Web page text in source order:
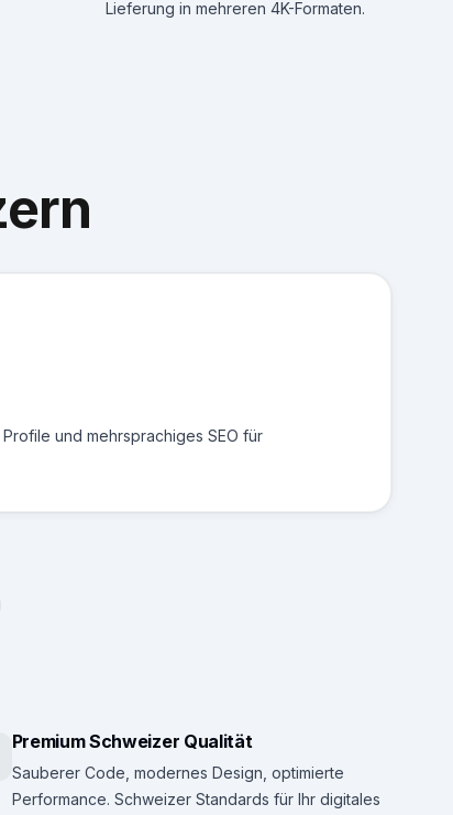
Lieferung in mehreren 4K-Formaten.
und mehrsprachiges SEO für
Premium Schweizer Qualität
Sauberer Code, modernes Design, optimierte
Performance. Schweizer Standards für Ihr digitales